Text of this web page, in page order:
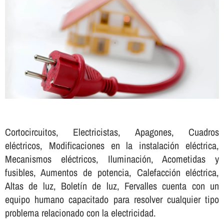
Cortocircuitos, Electricistas, Apagones, Cuadros
eléctricos, Modificaciones en la instalación eléctrica,
Mecanismos eléctricos, Iluminación, Acometidas y
fusibles, Aumentos de potencia, Calefacción eléctrica,
Altas de luz, Boletí­n de luz, Fervalles cuenta con un
equipo humano capacitado para resolver cualquier tipo
problema relacionado con la electricidad.